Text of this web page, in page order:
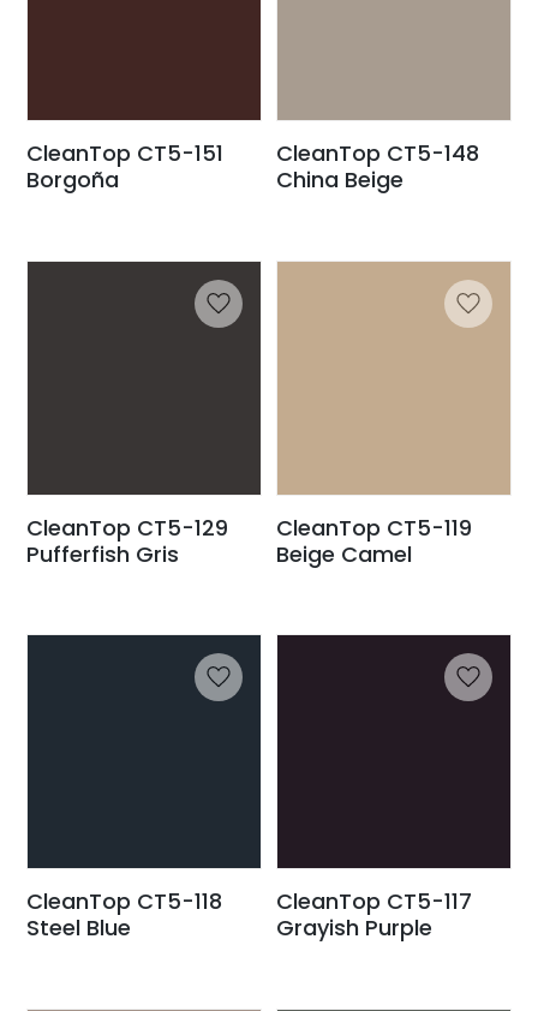
CleanTop CT5-151
Borgoña
CleanTop CT5-148
China Beige
CleanTop CT5-129
Pufferfish Gris
CleanTop CT5-119
Beige Camel
CleanTop CT5-118
Steel Blue
CleanTop CT5-117
Grayish Purple